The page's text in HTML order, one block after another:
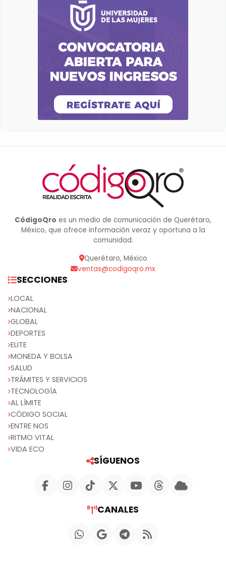
CódigoQro es un medio de comunicación de Querétaro,
México, que ofrece información veraz y oportuna a la
comunidad.
Querétaro, México
ventas@codigoqro.mx
SECCIONES
LOCAL
NACIONAL
GLOBAL
DEPORTES
ELITE
MONEDA Y BOLSA
SALUD
TRÁMITES Y SERVICIOS
TECNOLOGÍA
AL LÍMITE
CÓDIGO SOCIAL
ENTRE NOS
RITMO VITAL
VIDA ECO
SÍGUENOS
CANALES